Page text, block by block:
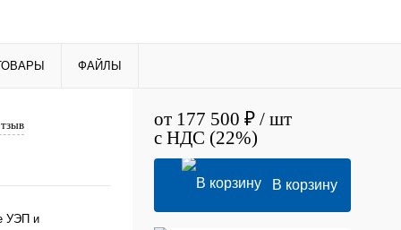
ФАЙЛЫ
УЭП и
от 177 500 ₽ / шт
с НДС (22%)
В корзину